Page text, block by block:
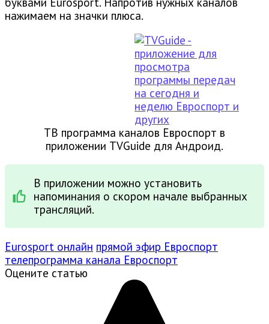
нажимаем на значки плюса.
ТВ программа каналов Евроспорт в
приложении TVGuide для Андроид.
В приложении можно установить
напоминания о скором начале выбранных
трансляций.
Eurosport онлайн прямой эфир Евроспорт
телепрограмма канала Евроспорт
Оцените статью